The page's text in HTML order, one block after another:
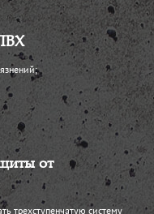
от
трехступенчатую систему